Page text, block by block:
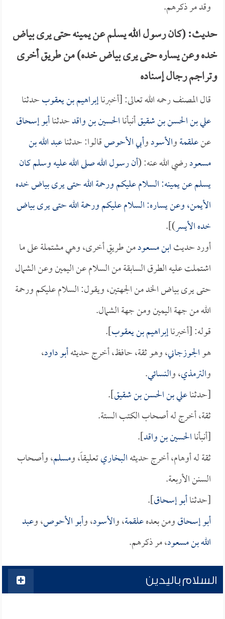
وقد مر ذكرهم.
حديث: (كان رسول الله يسلم عن يمينه حتى يرى بياض
خده وعن يساره حتى يرى بياض خده) من طريق أخرى
وتراجم رجال إسناده
قال المصنف رحمه الله تعالى: [أخبرناإبراهيم بن يعقوبحدثنا
علي بن الحسن بن شقيقأنبأناالحسين بن واقدحدثناأبو إسحاق
عنعلقمةوالأسودوأبي الأحوصقالوا: حدثناعبد الله بن
مسعودرضي الله عنه: (أن رسول الله صلى الله عليه وسلم كان
يسلم عن يمينه: السلام عليكم ورحمة الله حتى يرى بياض خده
الأيمن، وعن يساره: السلام عليكم ورحمة الله حتى يرى بياض
خده الأيسر)].
أورد حديثابن مسعودمن طريقٍ أخرى، وهي مشتملة على ما
اشتملت عليه الطرق السابقة من السلام عن اليمين وعن الشمال
حتى يرى بياض الخد من الجهتين، ويقول: السلام عليكم ورحمة
الله من جهة اليمين ومن جهة الشمال.
قوله: [أخبرناإبراهيم بن يعقوب].
هوالجوزجاني، وهو ثقة، حافظ، أخرج حديثهأبو داود،
والترمذي، والنسائي.
[حدثناعلي بن الحسن بن شقيق].
ثقة، أخرج له أصحاب الكتب الستة.
[أنبأناالحسين بن واقد].
ثقة له أوهام، أخرج حديثهالبخاريتعليقاً، ومسلم، وأصحاب
السنن الأربعة.
[حدثناأبو إسحاق].
أبو إسحاقومن بعدهعلقمة، والأسود، وأبو الأحوص، وعبد
الله بن مسعود، مر ذكرهم.
السلام باليدين